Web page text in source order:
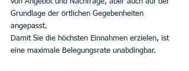
Grundlage der örtlichen Gegebenheiten
angepasst.
Damit Sie die höchsten Einnahmen erzielen, ist
eine maximale Belegungsrate unabdingbar.